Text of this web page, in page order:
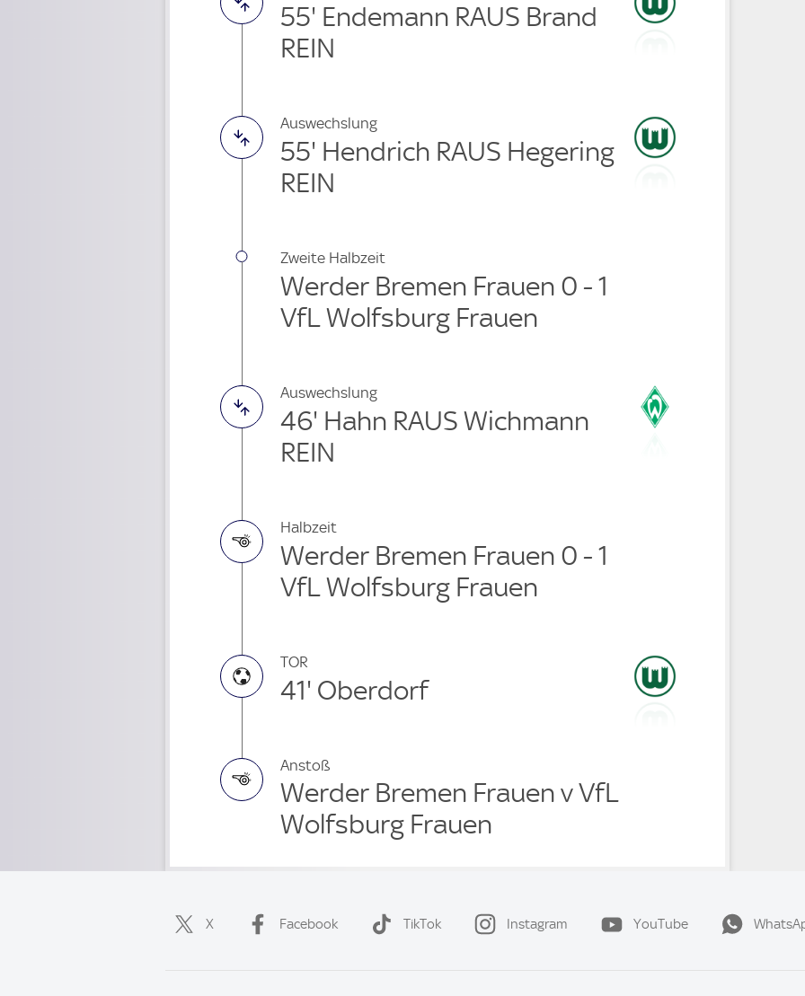
55' Endemann RAUS Brand
REIN
Auswechslung
55' Hendrich RAUS Hegering
REIN
Zweite Halbzeit
Werder Bremen Frauen 0 - 1
VfL Wolfsburg Frauen
Auswechslung
46' Hahn RAUS Wichmann
REIN
Halbzeit
Werder Bremen Frauen 0 - 1
VfL Wolfsburg Frauen
TOR
41' Oberdorf
Anstoß
Werder Bremen Frauen v VfL
Wolfsburg Frauen
X Facebook TikTok Instagram YouTube